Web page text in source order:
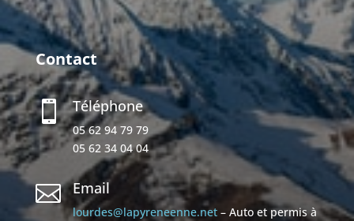
Contact
 Téléphone
05 62 94 79 79
05 62 34 04 04
 Email
lourdes@lapyreneenne.net– Auto et permis à